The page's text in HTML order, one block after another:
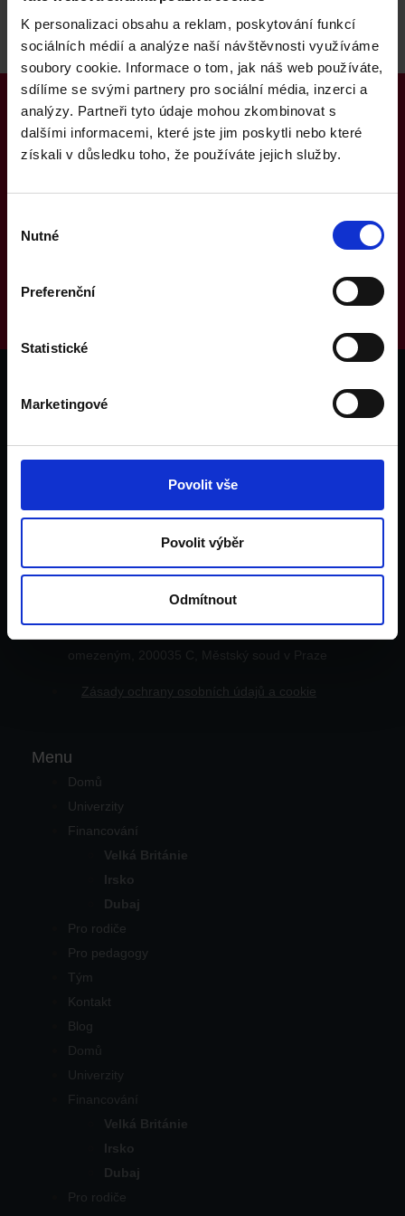
K personalizaci obsahu a reklam, poskytování funkcí
sociálních médií a analýze naší návštěvnosti využíváme
soubory cookie. Informace o tom, jak náš web používáte,
sdílíme se svými partnery pro sociální média, inzerci a
analýzy. Partneři tyto údaje mohou zkombinovat s
dalšími informacemi, které jste jim poskytli nebo které
získali v důsledku toho, že používáte jejich služby.
souhlasu
Nutné
Preferenční
Statistické
Marketingové
Povolit vše
Povolit výběr
Odmítnout
Stále váháš?
Spoj se s námi
Je to první krok ke společné schůzce. My se na tvůj
příběh podíváme, posoudíme, co pro tebe můžeme
udělat a co nejdřív se ozveme zpátky. Tvoji rodiče s
Víme, že studium v zahraničí mění život k lepšímu, a tak
pomáháme k této fantastické příležitosti všem, kdo se nebojí
jít si za svým a pořádně si to užít.
Facebook-f Instagram
UNILINK Edu, s.r.o.
omezeným, 200035 C, Městský soud v Praze
Zásady ochrany osobních údajů a cookie
Menu
Domů
Univerzity
Financování
Velká Británie
Irsko
Dubaj
Pro rodiče
Pro pedagogy
Tým
Kontakt
Blog
Domů
Univerzity
Financování
Velká Británie
Irsko
Dubaj
Pro rodiče